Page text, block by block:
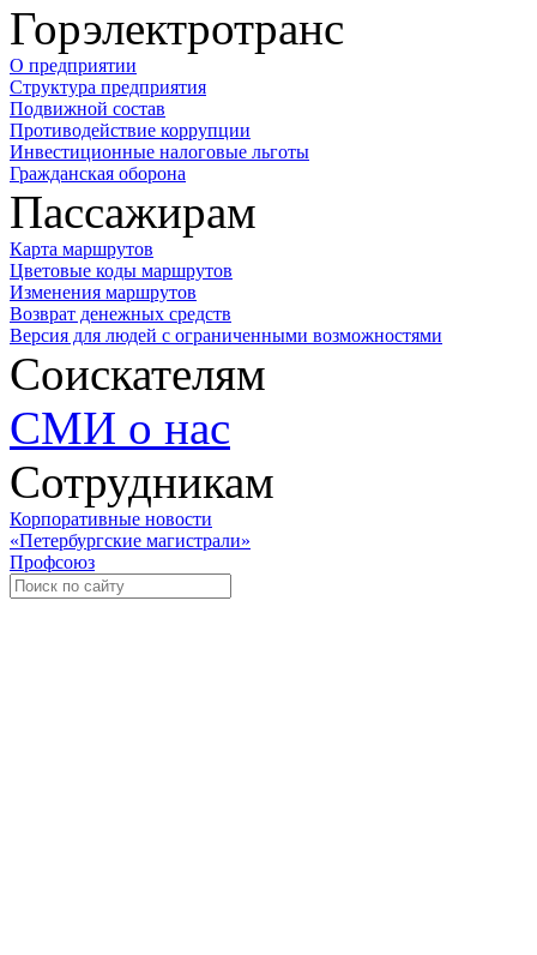
Горэлектротранс
О предприятии
Структура предприятия
Подвижной состав
Противодействие коррупции
Инвестиционные налоговые льготы
Гражданская оборона
Пассажирам
Карта маршрутов
Цветовые коды маршрутов
Изменения маршрутов
Возврат денежных средств
Версия для людей с ограниченными возможностями
Соискателям
СМИ о нас
Сотрудникам
Корпоративные новости
«Петербургские магистрали»
Профсоюз